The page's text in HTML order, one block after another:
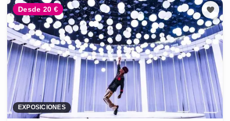
Desde 20 €
EXPOSICIONES